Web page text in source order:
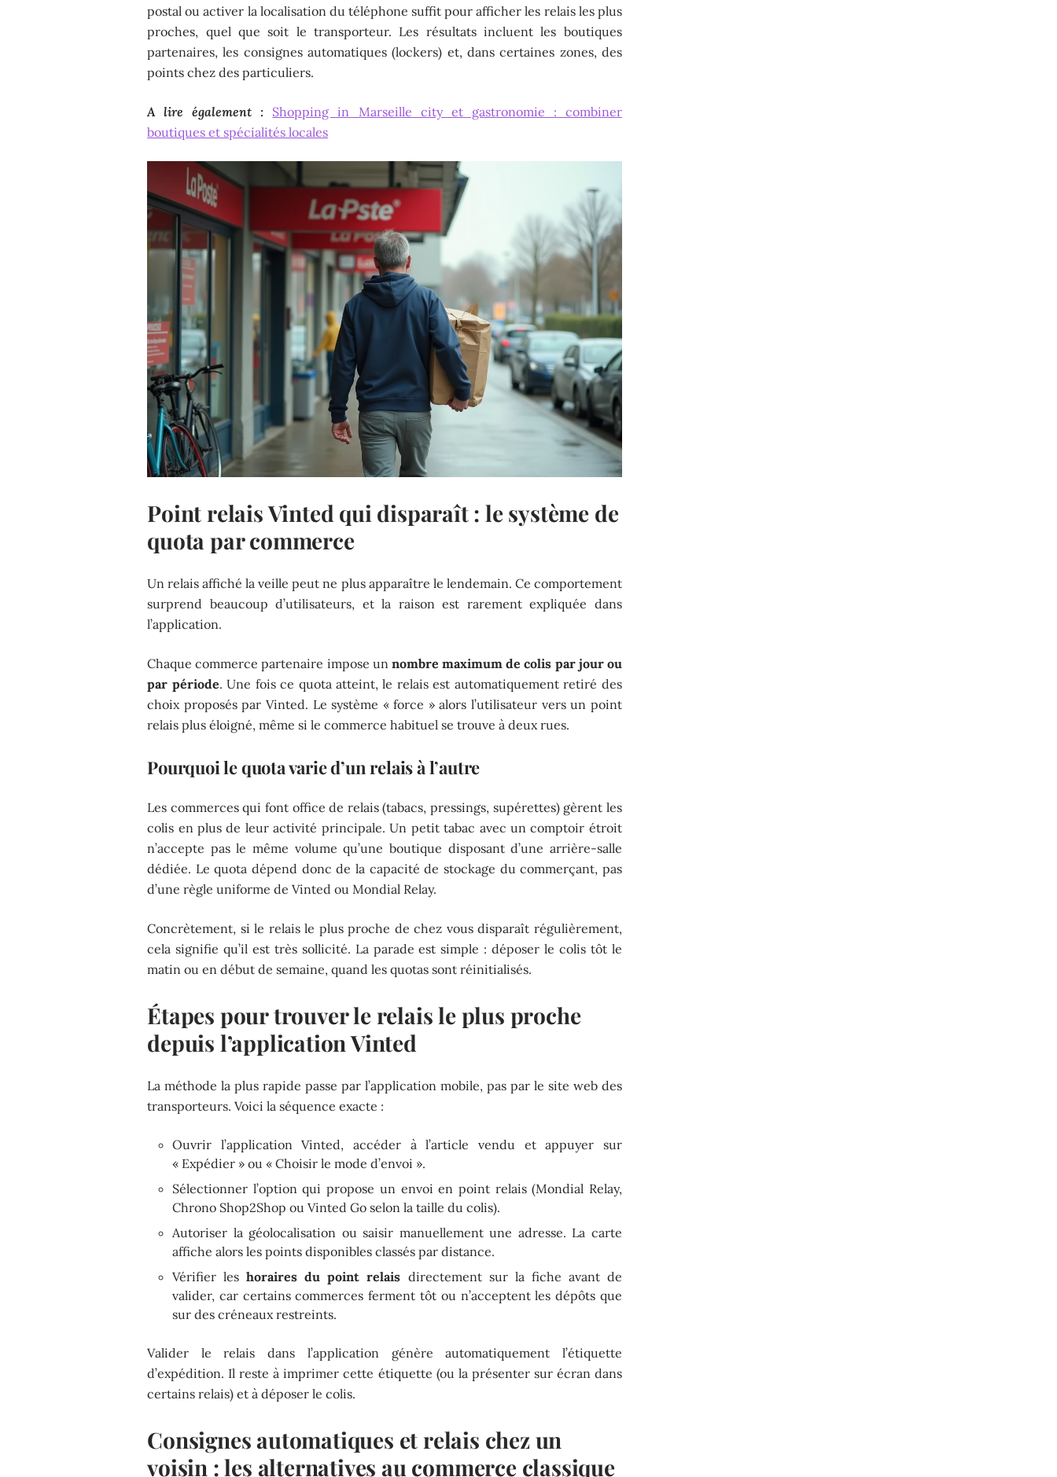
postal ou activer la localisation du téléphone suffit pour afficher les relais les plus
proches, quel que soit le transporteur. Les résultats incluent les boutiques
partenaires, les consignes automatiques (lockers) et, dans certaines zones, des
points chez des particuliers.
A lire également :
Shopping in Marseille city et gastronomie : combiner
boutiques et spécialités locales
Point relais Vinted qui disparaît : le système de
quota par commerce
Un relais affiché la veille peut ne plus apparaître le lendemain. Ce comportement
surprend beaucoup d’utilisateurs, et la raison est rarement expliquée dans
l’application.
Chaque commerce partenaire impose un nombre maximum de colis par jour ou
par période. Une fois ce quota atteint, le relais est automatiquement retiré des
choix proposés par Vinted. Le système « force » alors l’utilisateur vers un point
relais plus éloigné, même si le commerce habituel se trouve à deux rues.
Pourquoi le quota varie d’un relais à l’autre
Les commerces qui font office de relais (tabacs, pressings, supérettes) gèrent les
colis en plus de leur activité principale. Un petit tabac avec un comptoir étroit
n’accepte pas le même volume qu’une boutique disposant d’une arrière-salle
dédiée. Le quota dépend donc de la capacité de stockage du commerçant, pas
d’une règle uniforme de Vinted ou Mondial Relay.
Concrètement, si le relais le plus proche de chez vous disparaît régulièrement,
cela signifie qu’il est très sollicité. La parade est simple : déposer le colis tôt le
matin ou en début de semaine, quand les quotas sont réinitialisés.
Étapes pour trouver le relais le plus proche
depuis l’application Vinted
La méthode la plus rapide passe par l’application mobile, pas par le site web des
transporteurs. Voici la séquence exacte :
Ouvrir l’application Vinted, accéder à l’article vendu et appuyer sur
« Expédier » ou « Choisir le mode d’envoi ».
Sélectionner l’option qui propose un envoi en point relais (Mondial Relay,
Chrono Shop2Shop ou Vinted Go selon la taille du colis).
Autoriser la géolocalisation ou saisir manuellement une adresse. La carte
affiche alors les points disponibles classés par distance.
Vérifier leshoraires du point relais directement sur la fiche avant de
valider, car certains commerces ferment tôt ou n’acceptent les dépôts que
sur des créneaux restreints.
Valider le relais dans l’application génère automatiquement l’étiquette
d’expédition. Il reste à imprimer cette étiquette (ou la présenter sur écran dans
certains relais) et à déposer le colis.
Consignes automatiques et relais chez un
voisin : les alternatives au commerce classique